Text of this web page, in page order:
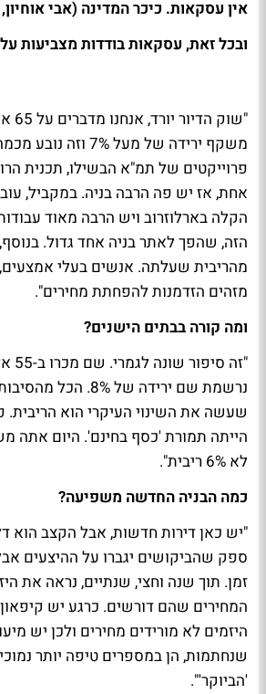
אין עסקאות. כיכר המדינה (אבי
ובכל זאת, עסקאות בודדות מצביעות
משקף ירידה של מעל 7%
פרוייקטים של תמ"א הבשילו, תכנית
אחת, אז יש פה הרבה בניה. במקביל,
הקלה בארלוזרוב ויש הרבה מאוד
הזה, שהפך לאתר בניה אחד גדול.
מהריבית שעלתה. אנשים בעלי אמצעים,
מזהים הזדמנות להפחתת מחירים".
ומה קורה בבתים הישנים?
נרשמת שם ירידה של
שעשה את השינוי העיקרי הוא
לא 6% ריבית".
כמה הבניה החדשה משפיעה?
"יש כאן דירות חדשות, אבל הקצב הוא
ספק שהביקושים יגברו על ההיצעים
זמן. תוך שנה וחצי, שנתיים, נראה את
המחירים שהם דורשים. כרגע יש
היזמים לא מורידים מחירים ולכן יש
שנחתמות, הן במספרים טיפה יותר
'הביוקר'".